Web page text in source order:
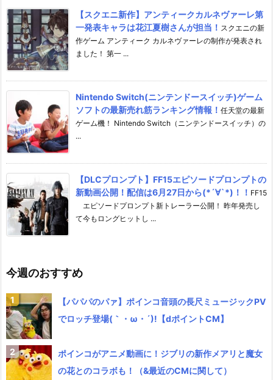
【スクエニ新作】アンティークカルネヴァーレ第
一発表キャラは花江夏樹さんが担当！ スクエニの新
作ゲーム アンティーク カルネヴァーレの制作が発表され
ました！ 第一 ...
Nintendo Switch(ニンテンドースイッチ)ゲーム
ソフトの最新売れ筋ランキング情報！ 任天堂の最新
ゲーム機！ Nintendo Switch（ニンテンドースイッチ）の
...
【DLCプロンプト】FF15エピソードプロンプトの
新動画公開！配信は6月27日から(*´∀`*)！！ FF15
エピソードプロンプト新トレーラー公開！ 昨年発売し
て今もロングヒットし ...
今週のおすすめ
【パパパのパァ】ポインコ音頭の長尺ミュージックPV
でロッチ登場(｀・ω・´)!【dポイントCM】
ポインコがアニメ動画に！ジブリの新作メアリと魔女
の花とのコラボも！（&最近のCMに関して）